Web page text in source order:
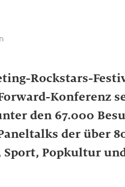
Rockstars-
Konferenz
den 67.000
der über
Popkultur